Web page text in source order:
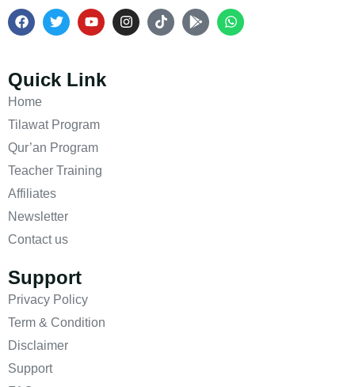
Quick Link
Home
Tilawat Program
Qur’an Program
Teacher Training
Affiliates
Newsletter
Contact us
Support
Privacy Policy
Term & Condition
Disclaimer
Support